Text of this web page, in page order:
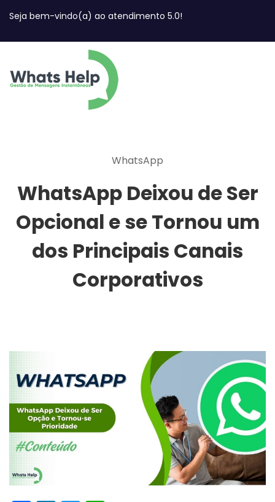
Seja bem-vindo(a) ao atendimento 5.0!
WhatsApp
WhatsApp Deixou de Ser
Opcional e se Tornou um
dos Principais Canais
Corporativos